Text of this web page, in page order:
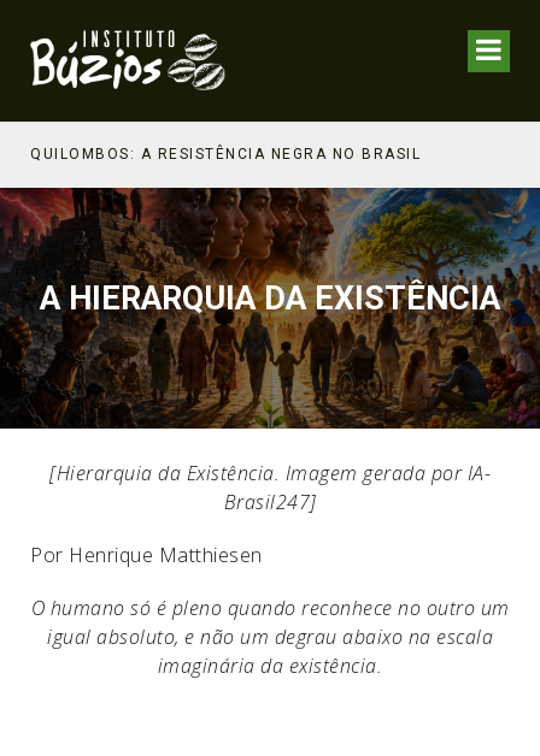
QUILOMBOS: A RESISTÊNCIA NEGRA NO BRASIL
A HIERARQUIA DA EXISTÊNCIA
[Hierarquia da Existência. Imagem gerada por IA-
Brasil247]
Por Henrique Matthiesen
O humano só é pleno quando reconhece no outro um
igual absoluto, e não um degrau abaixo na escala
imaginária da existência.